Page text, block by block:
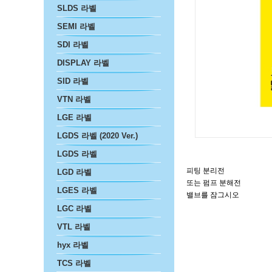
SLDS 라벨
SEMI 라벨
SDI 라벨
DISPLAY 라벨
SID 라벨
VTN 라벨
LGE 라벨
LGDS 라벨 (2020 Ver.)
LGDS 라벨
LGD 라벨
LGES 라벨
LGC 라벨
VTL 라벨
hyx 라벨
TCS 라벨
피팅 분리전
또는 펌프 분해전
밸브를 잠그시오